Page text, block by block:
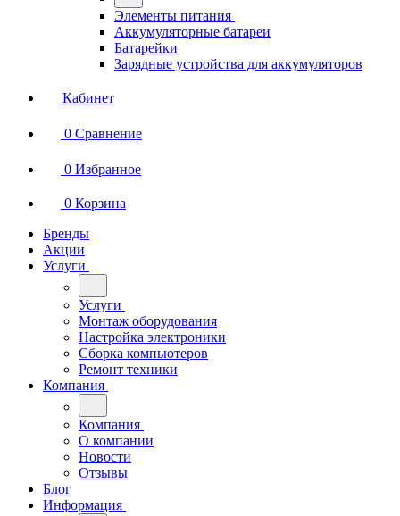
Элементы питания
Аккумуляторные батареи
Батарейки
Зарядные устройства для аккумуляторов
Кабинет
0 Сравнение
0 Избранное
0 Корзина
Бренды
Акции
Услуги
Услуги
Монтаж оборудования
Настройка электроники
Сборка компьютеров
Ремонт техники
Компания
Компания
О компании
Новости
Отзывы
Блог
Информация